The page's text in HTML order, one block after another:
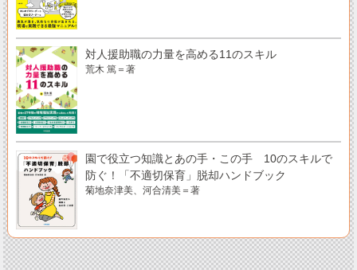
対人援助職の力量を高める11のスキル
荒木 篤＝著
園で役立つ知識とあの手・この手 10のスキルで
防ぐ！「不適切保育」脱却ハンドブック
菊地奈津美、河合清美＝著